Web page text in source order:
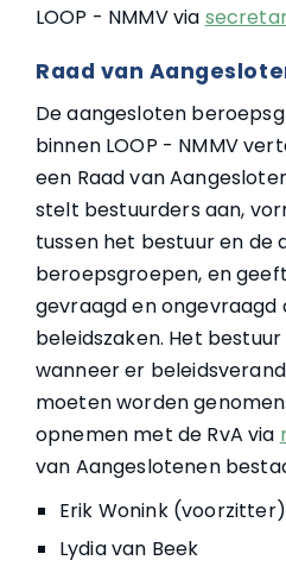
LOOP - NMMV via
Raad van
De aangesloten
binnen LOOP - NMMV
een Raad van
stelt bestuurders aan,
tussen het bestuur en de
beroepsgroepen, en
gevraagd en ongevraagd
beleidszaken. Het
wanneer er
moeten worden
opnemen met de RvA via
van Aangeslotenen
Erik Wonink (voorzitter)
Lydia van Beek